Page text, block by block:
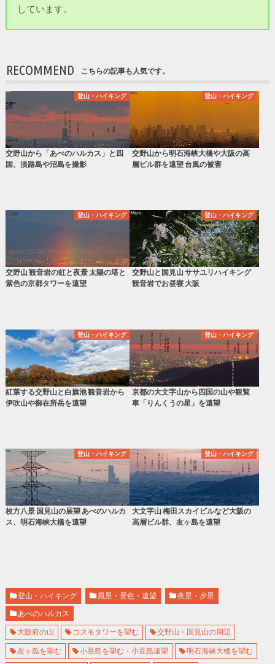
しています。
RECOMMEND こちらの記事も人気です。
登山・ハイキング
交野山から「あべのハルカス」と四
国、淡路島や沼島を撮影
登山・ハイキング
交野山から明石海峡大橋や大阪の高
層ビル群を遠望 台風の被害
登山・ハイキング
交野山 観音岩の虹と夜景 太陽の塔と
紫色の京都タワーを遠望
登山・ハイキング
交野山と国見山 ササユリハイキング
観音岩でお昼寝 大阪
登山・ハイキング
紅葉する交野山と白旗池 観音岩から
伊吹山や御在所岳を遠望
登山・ハイキング
京都の大文字山から四国の山や観覧
車「りんくうの星」を遠望
登山・ハイキング
枚方八景 国見山の展望 あべのハルカ
ス、明石海峡大橋を遠望
登山・ハイキング
大文字山 梅田スカイビルなど大阪の
高層ビル群、友ヶ島を遠望
登山・ハイキング 風景・景色・遠望
夜景・夕景
あべのハルカス
大阪府の山 コスモタワーを望む 交野山・国見山の周辺
友ヶ島を望む 小豆島を望む・小豆島遠望 明石海峡大橋を望む